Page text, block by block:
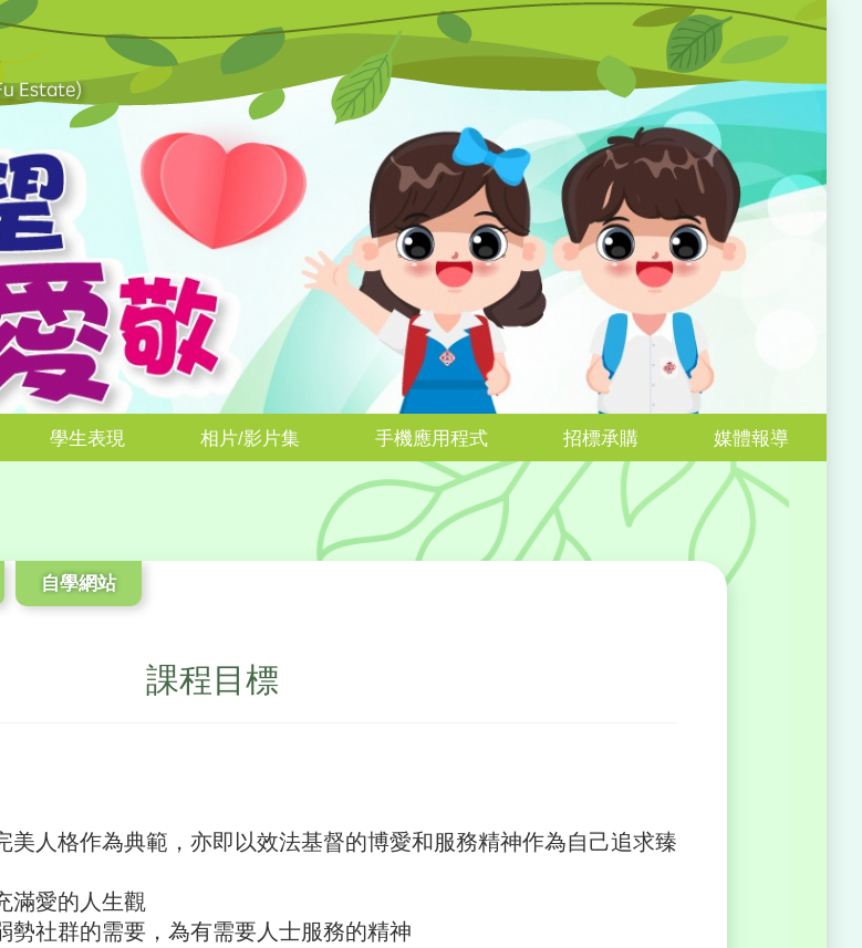
學生表現 相片/影片集 手機應用程式 招標承購 媒體報導
自學網站
課程目標
美人格作為典範，亦即以效法基督的博愛和服務精神作為自己追求臻
滿愛的人生觀
勢社群的需要，為有需要人士服務的精神